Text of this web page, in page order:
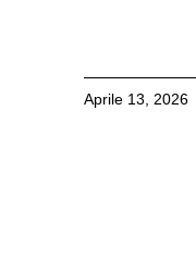
Aprile 13, 2026